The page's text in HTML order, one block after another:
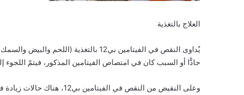
العلاج بالتغذية
يُداوى النقص في الفيتامين بي12
حادًّا أو السبب كان في امتصاص الفيتامين المذكور، فيتمّ اللجوء
وعلى النقيض من النقص في